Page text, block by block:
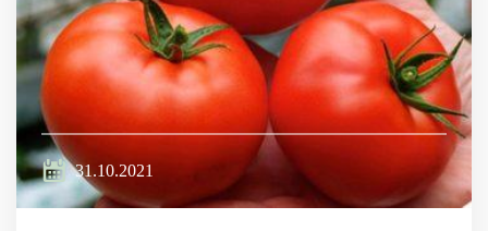
31.10.2021